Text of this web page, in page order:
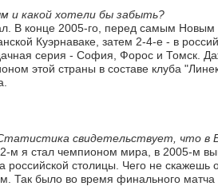
и какой хотели бы забыть?
В конце 2005-го, перед самым
Куэрнаваке, затем 2-4-е - в
серия - София, Форос и Томск.
этой страны в составе клуба
свидетельствует, что в
м я стал чемпионом мира, в 2005-м
столицы. Чего не скажешь
Так было во время финального